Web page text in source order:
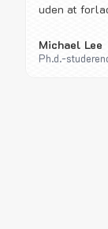
uden at
Michael Lee
Ph.d.-